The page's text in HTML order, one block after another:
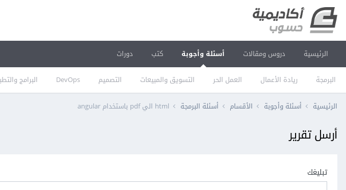
الرئيسية دروس ومقالات أسئلة وأجوبة
البرمجة ريادة الأعمال العمل الحر التسويق والمبيعات التصميم DevOps البرامج
كتب دورات
الرئيسية أسئلة وأجوبة الأقسام أسئلة البرمجة html الي pdf باستخدام angular
أرسل تقرير
تبليغك